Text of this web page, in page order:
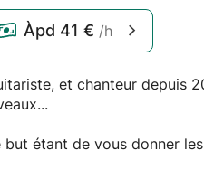
Àpd 41 € /h
et chanteur depuis
but étant de vous donner